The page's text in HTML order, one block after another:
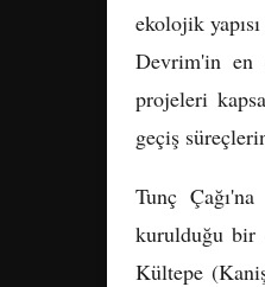
ekolojik
Devrim'in en
projeleri
geçiş
Tunç
kurulduğu bir
Kültepe